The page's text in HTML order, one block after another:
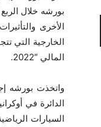
بورشه خلال
الأخرى
المالي ‎2022″.
واتخذت بورشه
الدائرة في